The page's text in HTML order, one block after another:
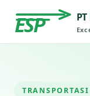
ESP